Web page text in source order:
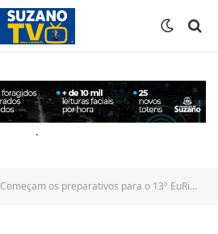
.
Começam os preparativos para o 13º EuRiso, festival que transforma a Praça da Matriz em um grande espetáculo de circo